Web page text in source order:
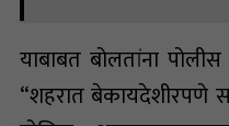
याबाबत बोलतांना
“शहरात बेकायदेशीरपणे